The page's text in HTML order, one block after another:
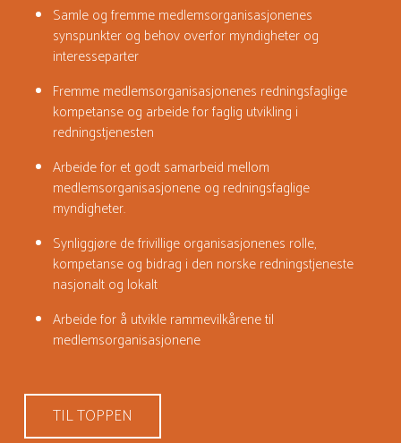
Samle og fremme medlemsorganisasjonenes
synspunkter og behov overfor myndigheter og
interesseparter
Fremmemedlemsorganisasjonenes redningsfaglige
kompetanse og arbeide for faglig utvikling i
redningstjenesten
Arbeide for et godt samarbeid mellom
medlemsorganisasjonene og redningsfaglige
myndigheter.
Synliggjøre de frivillige organisasjonenes rolle,
kompetanse og bidrag i den norske redningstjeneste
nasjonalt og lokalt
Arbeide for å utvikle rammevilkårene til
medlemsorganisasjonene
TIL TOPPEN